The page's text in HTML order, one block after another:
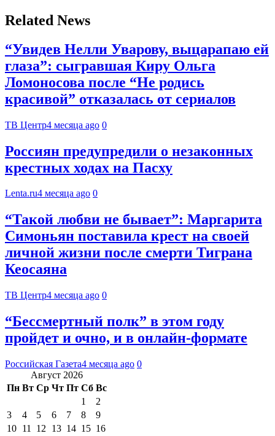
Related News
“Увидев Нелли Уварову, выцарапаю ей
глаза”: сыгравшая Киру Ольга
Ломоносова после “Не родись
красивой” отказалась от сериалов
ТВ Центр4 месяца ago 0
Россиян предупредили о незаконных
крестных ходах на Пасху
Lenta.ru4 месяца ago 0
“Такой любви не бывает”: Маргарита
Симоньян поставила крест на своей
личной жизни после смерти Тиграна
Кеосаяна
ТВ Центр4 месяца ago 0
“Бессмертный полк” в этом году
пройдет и очно, и в онлайн-формате
Российская Газета4 месяца ago 0
Август 2026
Пн Вт Ср Чт Пт Сб Вс
1
2
3
4 5 6 7 8
9
10 11 12 13 14 15 16